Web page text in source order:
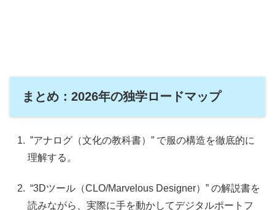
まとめ：2026年の独学ロードマップ
”アナログ（文化の教科書）” で服の構造を徹底的に
理解する。
“3Dツール（CLO/Marvelous Designer）” の解説書を
読みながら、実際に手を動かしてデジタルポートフ